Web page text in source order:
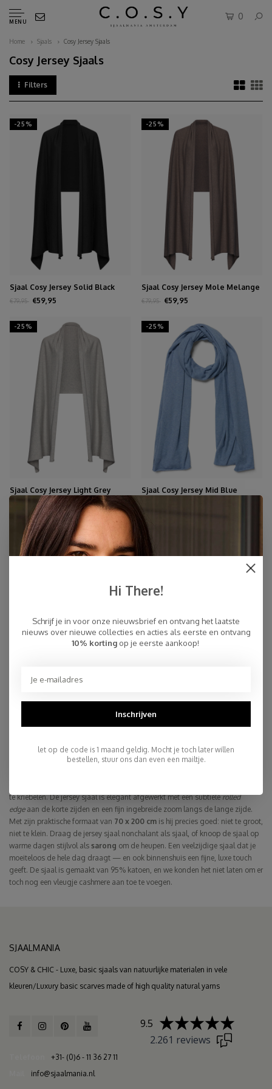
MENU
0
Home Sjaals Cosy Jersey Sjaals
Cosy Jersey Sjaals
Filters
-25%
Sjaal Cosy Jersey Solid Black
€79,95 €59,95
-25%
Sjaal Cosy Jersey Mole Melange
€79,95 €59,95
-25%
Sjaal Cosy Jersey Light Grey
Melange€59,95
-25%
Sjaal Cosy Jersey Mid Blue
-25% -25%
Cosy Jersey Sjaals
te kriebelen. De jersey sjaal is elegant afgewerkt met een subtielerolled
edgeaan de korte zijden en een fijn ingebreide zoom langs de lange zijde.
Met zijn praktische formaat van 70 x 200 cm is hij precies goed: niet te groot,
niet te klein. Draag de jersey sjaal nonchalant als sjaal, of knoop de sjaal op
warme dagen stijlvol als sarong om de heupen. Een veelzijdige sjaal dat je
moeiteloos de hele dag draagt — en ook binnenshuis een fijne, luxe touch
geeft. De sjaal is gemaakt van 95% katoen, en we konden het niet laten om er
toch nog een vleugje cashmere aan toe te voegen.
SJAALMANIA
COSY & CHIC - Luxe, basic sjaals van natuurlijke materialen in vele
kleuren/Luxury basic scarves made of high quality natural yarns
+31- (0)6 - 11 36 27 11
info@sjaalmania.nl
9.5
2.261 reviews
Hi There!
Schrijf je in voor onze nieuwsbrief en ontvang het laatste
nieuws over nieuwe collecties en acties als eerste en ontvang
10% korting op je eerste aankoop!
Inschrijven
let op de code is 1 maand geldig. Mocht je toch later willen
bestellen, stuur ons dan even een mailtje.